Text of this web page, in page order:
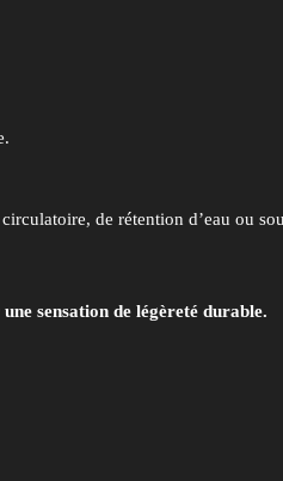
de rétention d’eau ou
sensation de légèreté durable.